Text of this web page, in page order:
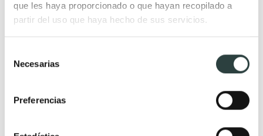
que les haya proporcionado o que hayan recopilado a
partir del uso que haya hecho de sus servicios.
Necesarias
Preferencias
Muebles de baño fondo
reducido
suspendidos
económicos
Lavabos suspendidos